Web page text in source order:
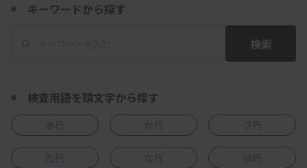
キーワードから探す
検索
検査用語を頭文字から探す
あ行 か行 さ行
た行 な行 は行